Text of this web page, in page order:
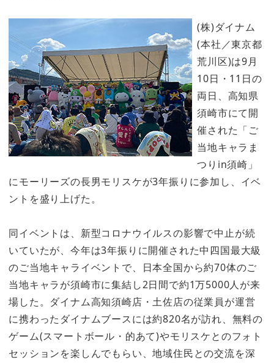
(株)ダイナム
(本社／東京都
荒川区)は9月
10日・11日の
両日、高知県
須崎市にて開
催された「ご
当地キャラま
つりin須崎」
にモーリーズの長男モリスケが3年振りに参加し、イベ
ントを盛り上げた。
同イベントは、新型コロナウイルスの影響で中止が続
いていたが、今年は3年振りに開催された中四国最大級
のご当地キャライベントで、日本全国から約70体のご
当地キャラが須崎市に集結し2日間で約1万5000人が来
場した。ダイナム高知須崎店・土佐店の従業員が運営
に携わったダイナムブースには約820名が訪れ、無料の
ゲーム(スマートボール・的あて)やモリスケとのフォト
セッションを楽しんでもらい、地域住民との交流を深